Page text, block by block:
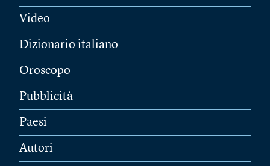
Video
Dizionario italiano
Oroscopo
Pubblicità
Paesi
Autori